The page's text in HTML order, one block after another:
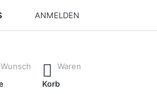
ANMELDEN
Sie die Eingabetaste, um alle
Wunsch
Waren
Korb